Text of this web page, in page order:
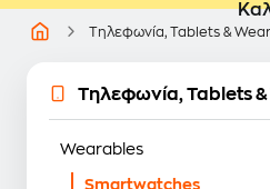
Τηλεφωνία, Tablets &
Τηλεφωνία, Tablets
Wearables
Smartwatches